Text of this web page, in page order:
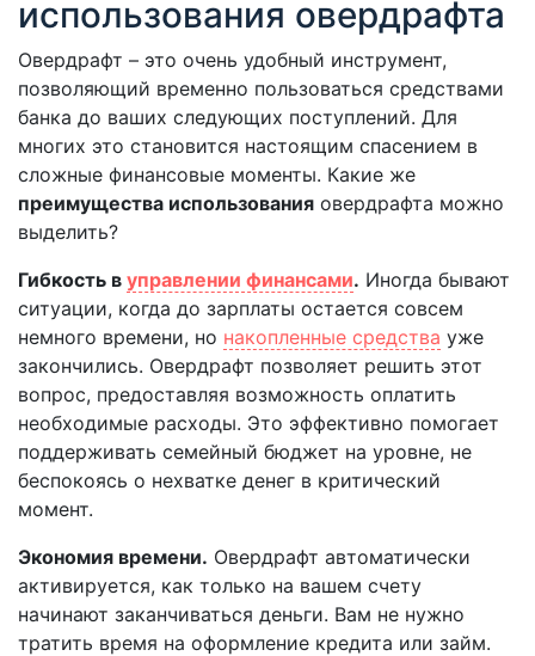
использования овердрафта
Овердрафт – это очень удобный инструмент,
позволяющий временно пользоваться средствами
банка до ваших следующих поступлений. Для
многих это становится настоящим спасением в
сложные финансовые моменты. Какие же
преимущества использования овердрафта можно
выделить?
Гибкость в управлении финансами. Иногда бывают
ситуации, когда до зарплаты остается совсем
немного времени, но накопленные средства уже
закончились. Овердрафт позволяет решить этот
вопрос, предоставляя возможность оплатить
необходимые расходы. Это эффективно помогает
поддерживать семейный бюджет на уровне, не
беспокоясь о нехватке денег в критический
момент.
Экономия времени. Овердрафт автоматически
активируется, как только на вашем счету
начинают заканчиваться деньги. Вам не нужно
тратить время на оформление кредита или займ.